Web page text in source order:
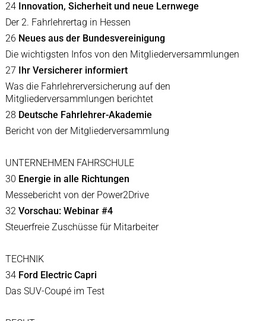
24 Innovation, Sicherheit und neue Lernwege
Der 2. Fahrlehrertag in Hessen
26 Neues aus der Bundesvereinigung
Die wichtigsten Infos von den Mitgliederversammlungen
27 Ihr Versicherer informiert
Was die Fahrlehrerversicherung auf den
Mitgliederversammlungen berichtet
28 Deutsche Fahrlehrer-Akademie
Bericht von der Mitgliederversammlung
UNTERNEHMEN FAHRSCHULE
30 Energie in alle Richtungen
Messebericht von der Power2Drive
32 Vorschau: Webinar #4
Steuerfreie Zuschüsse für Mitarbeiter
TECHNIK
34 Ford Electric Capri
Das SUV-Coupé im Test